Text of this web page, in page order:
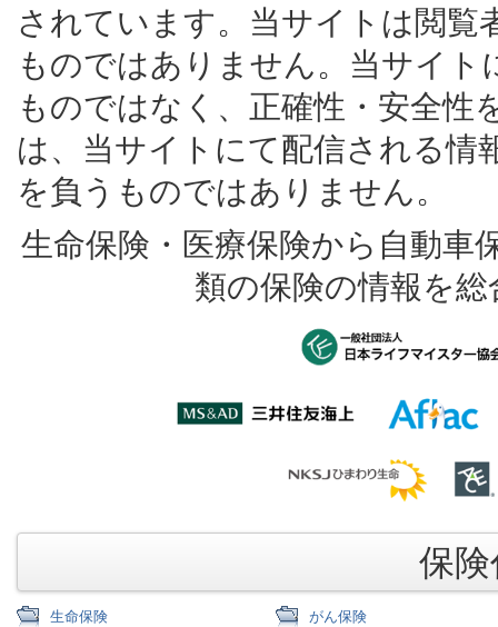
されています。当サイトは閲覧
ものではありません。当サイ
ものではなく、正確性・安全性
は、当サイトにて配信される情
を負うものではありません。
生命保険・医療保険から自動車
類の保険の情報を
保
生命保険 がん保険